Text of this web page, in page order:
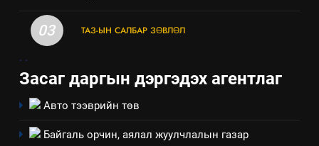
03 ТАЗ-ЫН САЛБАР ЗӨВЛӨЛ
. .
Засаг даргын дэргэдэх агентлаг
Авто тээврийн төв
Байгаль орчин, аялал жуулчлалын газар
5